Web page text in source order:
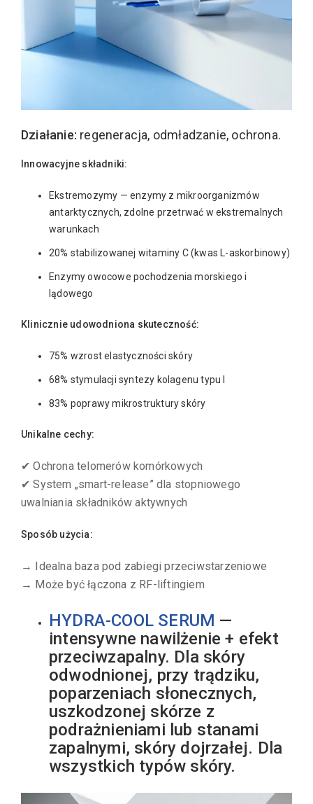
Działanie: regeneracja, odmładzanie, ochrona.
Innowacyjne składniki:
Ekstremozymy — enzymy z mikroorganizmów
antarktycznych, zdolne przetrwać w ekstremalnych
warunkach
20% stabilizowanej witaminy C (kwas L-askorbinowy)
Enzymy owocowe pochodzenia morskiego i
lądowego
Klinicznie udowodniona skuteczność:
75% wzrost elastyczności skóry
68% stymulacji syntezy kolagenu typu I
83% poprawy mikrostruktury skóry
Unikalne cechy:
✔ Ochrona telomerów komórkowych
✔ System „smart-release” dla stopniowego
uwalniania składników aktywnych
Sposób użycia:
→ Idealna baza pod zabiegi przeciwstarzeniowe
→ Może być łączona z RF-liftingiem
HYDRA-COOL SERUM —
intensywne nawilżenie + efekt
przeciwzapalny. Dla skóry
odwodnionej, przy trądziku,
poparzeniach słonecznych,
uszkodzonej skórze z
podrażnieniami lub stanami
zapalnymi, skóry dojrzałej. Dla
wszystkich typów skóry.